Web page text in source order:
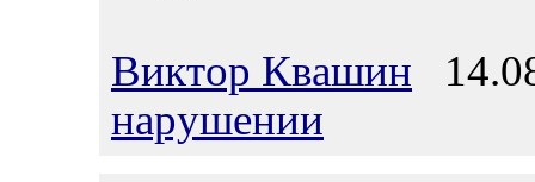
Виктор Квашин
нарушении